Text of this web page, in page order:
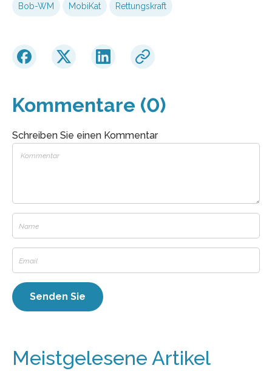
Bob-WM MobiKat Rettungskraft
Kommentare (0)
Schreiben Sie einen Kommentar
Meistgelesene Artikel